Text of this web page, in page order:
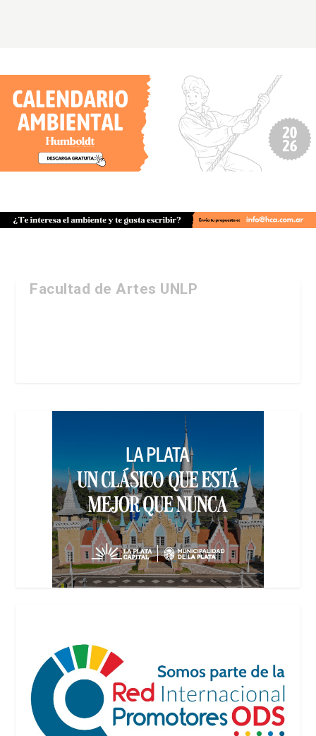
Facultad de Artes UNLP